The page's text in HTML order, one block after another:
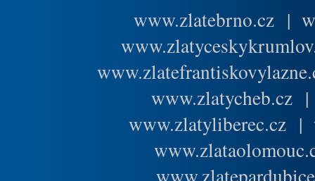
www.zlatebrno.cz |
www.zlatycheb.cz
www.zlatyliberec.cz |